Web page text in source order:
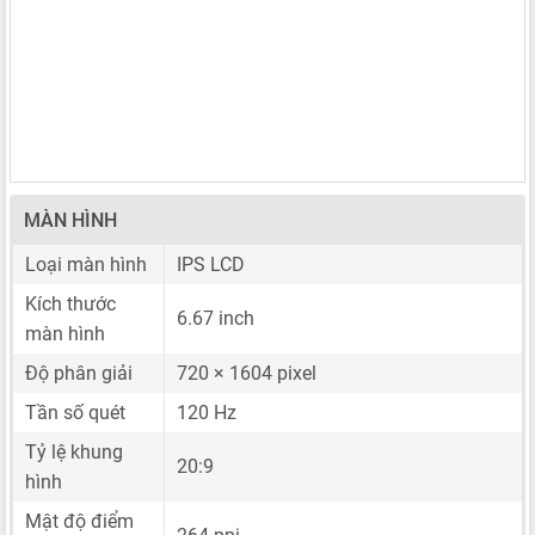
MÀN HÌNH
Loại màn hình
IPS LCD
Kích thước
màn hình
6.67 inch
Độ phân giải
720 × 1604 pixel
Tần số quét
120 Hz
Tỷ lệ khung
hình
20:9
Mật độ điểm